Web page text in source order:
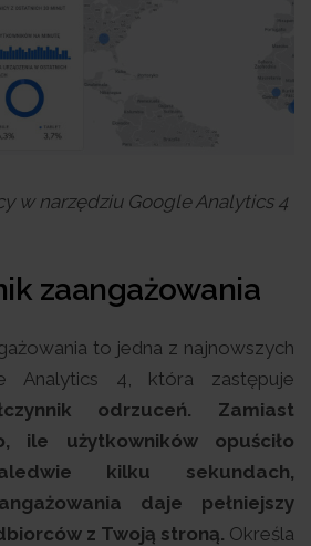
w narzędziu Google Analytics 4
zaangażowania
to jedna z najnowszych
Analytics 4, która zastępuje
odrzuceń. Zamiast
ile użytkowników opuściło
kilku sekundach,
daje pełniejszy
z Twoją stroną. Określa